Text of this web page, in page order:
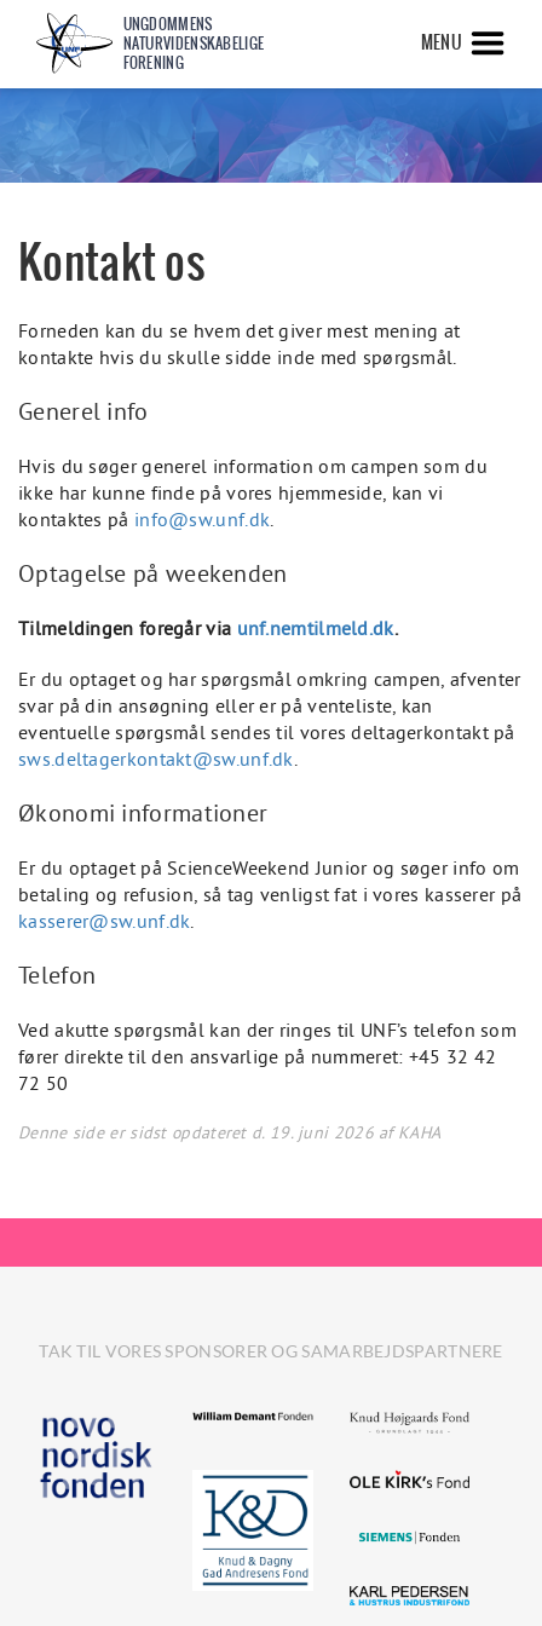
UNGDOMMENS
NATURVIDENSKABELIGE
FORENING
MENU
Kontakt os
Forneden kan du se hvem det giver mest mening at
kontakte hvis du skulle sidde inde med spørgsmål.
Generel info
Hvis du søger generel information om campen som du
ikke har kunne finde på vores hjemmeside, kan vi
kontaktes på info@sw.unf.dk.
Optagelse på weekenden
Tilmeldingen foregår via unf.nemtilmeld.dk.
Er du optaget og har spørgsmål omkring campen, afventer
svar på din ansøgning eller er på venteliste, kan
eventuelle spørgsmål sendes til vores deltagerkontakt på
sws.deltagerkontakt@sw.unf.dk.
Økonomi informationer
Er du optaget på ScienceWeekend Junior og søger info om
betaling og refusion, så tag venligst fat i vores kasserer på
kasserer@sw.unf.dk.
Telefon
Ved akutte spørgsmål kan der ringes til UNF’s telefon som
fører direkte til den ansvarlige på nummeret: +45 32 42
72 50
Denne side er sidst opdateret d. 19. juni 2026 af KAHA
TAK TIL VORES SPONSORER OG SAMARBEJDSPARTNERE